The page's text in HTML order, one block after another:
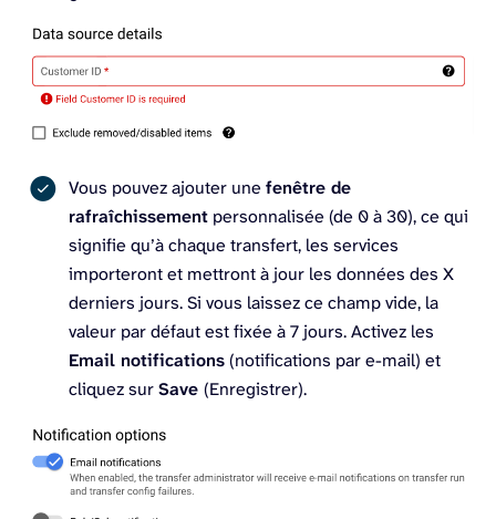
Vous pouvez ajouter une fenêtre de
rafraîchissement personnalisée (de 0 à 30), ce qui
signifie qu’à chaque transfert, les services
importeront et mettront à jour les données des X
derniers jours. Si vous laissez ce champ vide, la
valeur par défaut est fixée à 7 jours. Activez les
Email notifications(notifications par e-mail) et
cliquez surSave (Enregistrer).